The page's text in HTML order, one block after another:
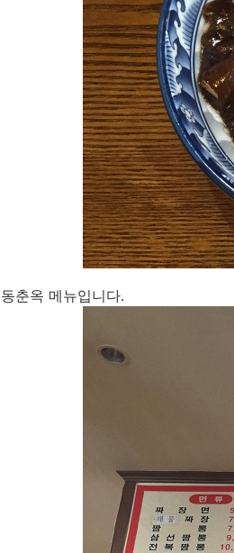
동춘옥 메뉴입니다.